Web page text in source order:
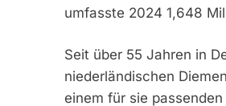
umfasste 2024 1,648
Seit über 55 Jahren in
niederländischen
einem für sie